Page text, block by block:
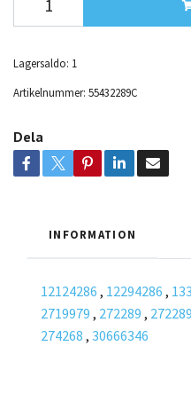
Lagersaldo: 1
Artikelnummer: 55432289C
Dela
INFORMATION
12124286 , 12294286 ,
2719979 , 272289 ,
274268 , 30666346